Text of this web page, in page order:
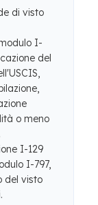
di visto
I-
del
o meno
I-129
I-797,
del visto